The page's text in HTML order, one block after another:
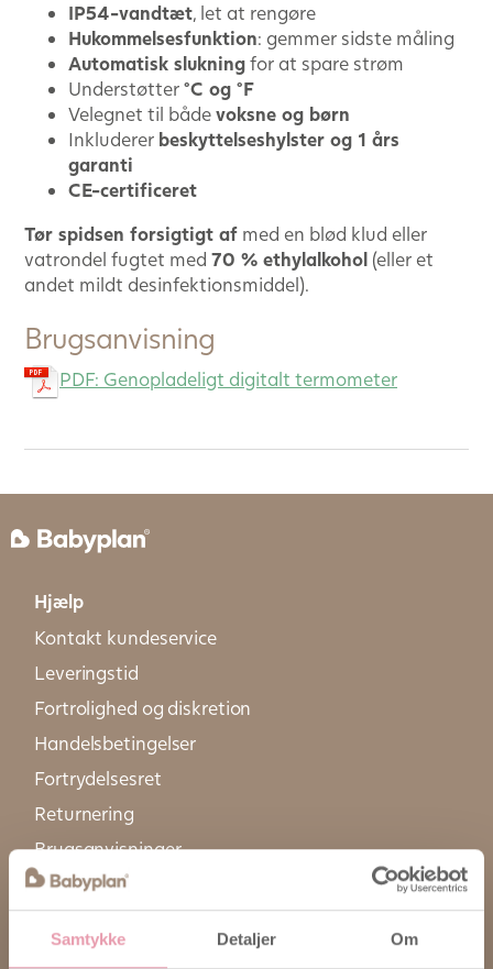
Samtykke Detaljer Om
IP54-vandtæt, let at rengøre
Hukommelsesfunktion: gemmer sidste måling
Automatisk slukningfor at spare strøm
Understøtter°C og °F
Velegnet til bådevoksne og børn
Inkluderer beskyttelseshylster og 1 års
garanti
CE-certificeret
Tør spidsen forsigtigt af med en blød klud eller
vatrondel fugtet med 70 % ethylalkohol (eller et
andet mildt desinfektionsmiddel).
Brugsanvisning
PDF: Genopladeligt digitalt termometer
Hjælp
Kontakt kundeservice
Leveringstid
Fortrolighed og diskretion
Handelsbetingelser
Fortrydelsesret
Returnering
Brugsanvisninger
FAQ
Persondatapolitik
Information om brug af cookies